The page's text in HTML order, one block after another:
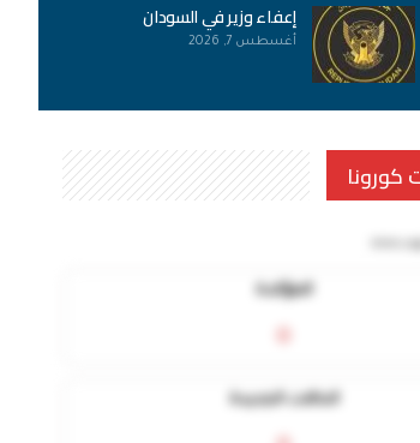
إعفاء وزير في السودان
أغسطس 7, 2026
كورونا